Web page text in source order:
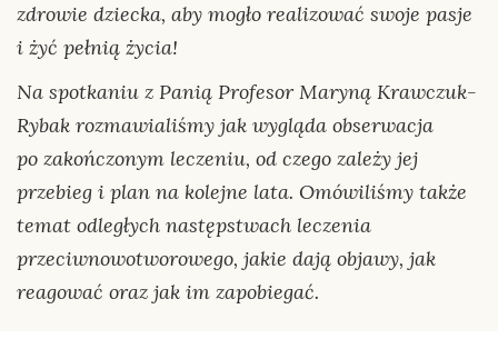
zdrowie dziecka, aby mogło realizować swoje pasje
i żyć pełnią życia!
Na spotkaniu z Panią Profesor Maryną Krawczuk-
Rybak rozmawialiśmy jak wygląda obserwacja
po zakończonym leczeniu, od czego zależy jej
przebieg i plan na kolejne lata. Omówiliśmy także
temat odległych następstwach leczenia
przeciwnowotworowego, jakie dają objawy, jak
reagować oraz jak im zapobiegać.